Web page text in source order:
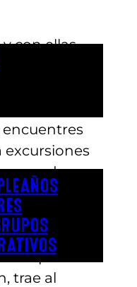
con ellas,
buscan
escolares
excursiones
puedes
de
de
que
para tu
trae al